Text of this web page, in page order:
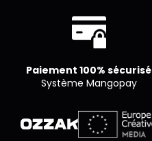
Paiement 100% sécurisé
Système Mangopay